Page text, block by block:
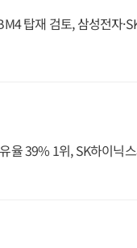
탑재 검토, 삼성전자
율 39% 1위, SK하이닉